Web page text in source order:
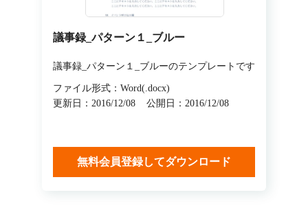
議事録_パターン１_ブルー
議事録_パターン１_ブルーのテンプレートです
ファイル形式：Word(.docx)
更新日：2016/12/08
公開日：2016/12/08
無料会員登録してダウンロード